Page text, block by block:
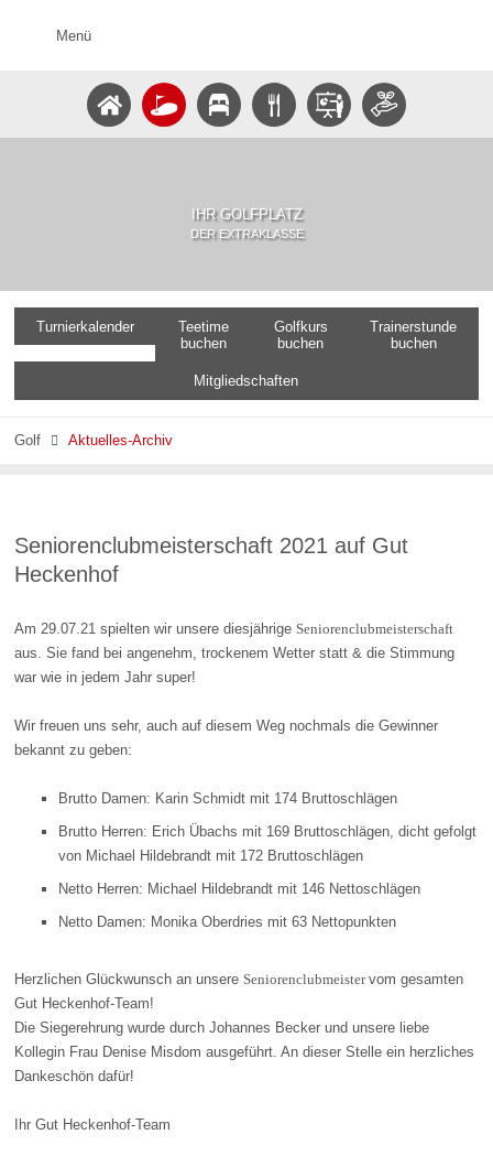
Menü
IHR GOLFPLATZ
DER EXTRAKLASSE
Turnierkalender
Teetime
buchen
Golfkurs
buchen
Trainerstunde
buchen
Mitgliedschaften
Golf  Aktuelles-Archiv
Seniorenclubmeisterschaft 2021 auf Gut
Heckenhof
Am 29.07.21 spielten wir unsere diesjährige Seniorenclubmeisterschaft
aus. Sie fand bei angenehm, trockenem Wetter statt & die Stimmung
war wie in jedem Jahr super!
Wir freuen uns sehr, auch auf diesem Weg nochmals die Gewinner
bekannt zu geben:
Brutto Damen: Karin Schmidt mit 174 Bruttoschlägen
Brutto Herren: Erich Übachs mit 169 Bruttoschlägen, dicht gefolgt
von Michael Hildebrandt mit 172 Bruttoschlägen
Netto Herren: Michael Hildebrandt mit 146 Nettoschlägen
Netto Damen: Monika Oberdries mit 63 Nettopunkten
Herzlichen Glückwunsch an unsere Seniorenclubmeistervom gesamten
Gut Heckenhof-Team!
Die Siegerehrung wurde durch Johannes Becker und unsere liebe
Kollegin Frau Denise Misdom ausgeführt. An dieser Stelle ein herzliches
Dankeschön dafür!
Ihr Gut Heckenhof-Team